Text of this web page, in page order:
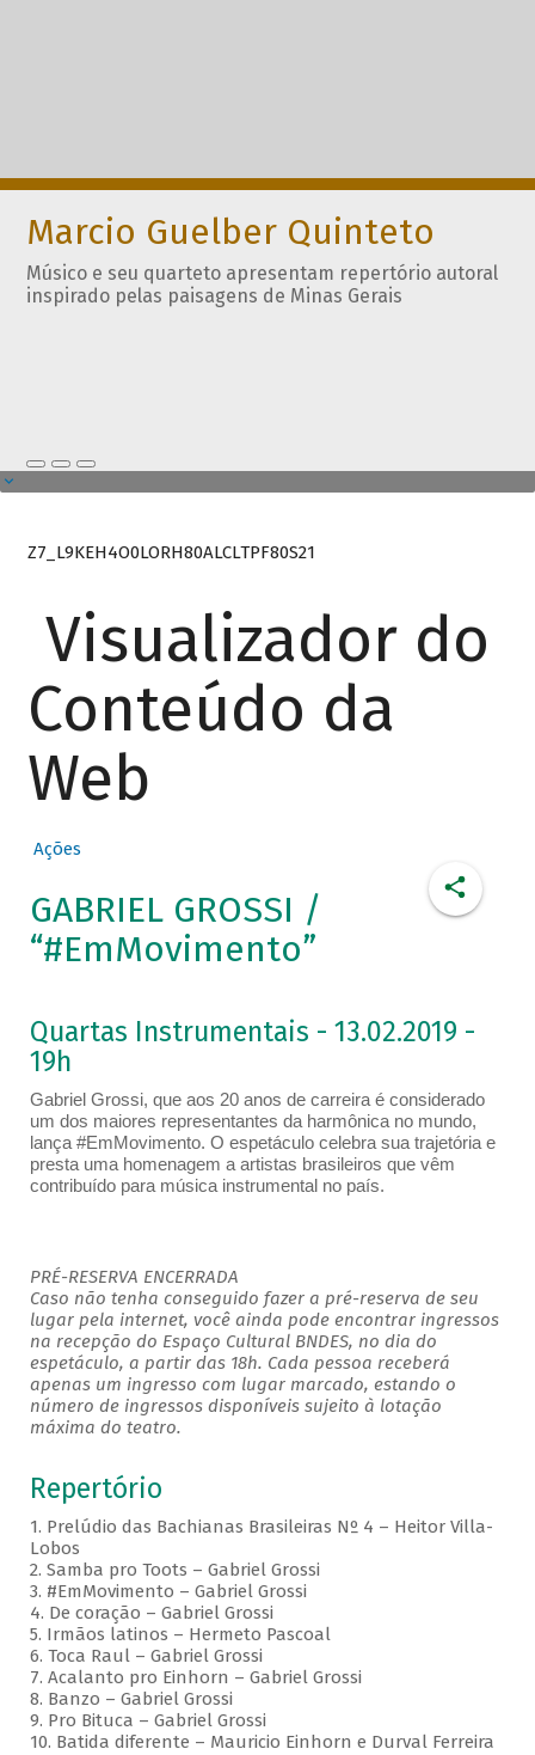
Marcio Guelber Quinteto
Músico e seu quarteto apresentam repertório autoral
inspirado pelas paisagens de Minas Gerais
Z7_L9KEH4O0LORH80ALCLTPF80S21
Visualizador do
Conteúdo da
Web
Ações
GABRIEL GROSSI /
“#EmMovimento”
Quartas Instrumentais - 13.02.2019 -
19h
Gabriel Grossi, que aos 20 anos de carreira é considerado
um dos maiores representantes da harmônica no mundo,
lança #EmMovimento. O espetáculo celebra sua trajetória e
presta uma homenagem a artistas brasileiros que vêm
contribuído para música instrumental no país.
PRÉ-RESERVA ENCERRADA
Caso não tenha conseguido fazer a pré-reserva de seu
lugar pela internet, você ainda pode encontrar ingressos
na recepção do Espaço Cultural BNDES, no dia do
espetáculo, a partir das 18h. Cada pessoa receberá
apenas um ingresso com lugar marcado, estando o
número de ingressos disponíveis sujeito à lotação
máxima do teatro.
Repertório
1. Prelúdio das Bachianas Brasileiras Nº 4 – Heitor Villa-
Lobos
2. Samba pro Toots – Gabriel Grossi
3. #EmMovimento – Gabriel Grossi
4. De coração – Gabriel Grossi
5. Irmãos latinos – Hermeto Pascoal
6. Toca Raul – Gabriel Grossi
7. Acalanto pro Einhorn – Gabriel Grossi
8. Banzo – Gabriel Grossi
9. Pro Bituca – Gabriel Grossi
10. Batida diferente – Mauricio Einhorn e Durval Ferreira